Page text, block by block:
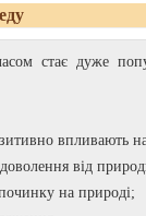
стає дуже
впливають
від
на природі;